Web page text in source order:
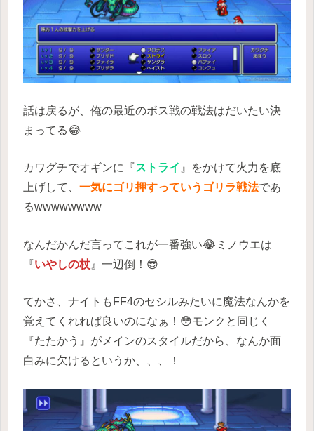
話は戻るが、俺の最近のボス戦の戦法はだいたい決
まってる😂
カワグチでオギンに『ストライ 』をかけて火力を底
上げして、 一気にゴリ押すっていうゴリラ戦法であ
るwwwwwwww
なんだかんだ言ってこれが一番強い😂ミノウエは
『いやしの杖 』一辺倒！😎
てかさ、ナイトもFF4のセシルみたいに魔法なんかを
覚えてくれれば良いのになぁ！😳モンクと同じく
『たたかう』がメインのスタイルだから、なんか面
白みに欠けるというか、、、！